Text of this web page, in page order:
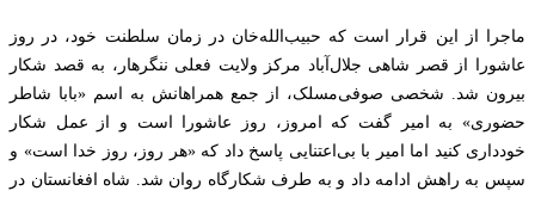
ماجرا از این قرار است که حبیب‌الله‌خان در زمان سلطنت خود، در روز
عاشورا از قصر شاهی جلال‌آباد مرکز ولایت فعلی ننگرهار، به قصد شکار
بیرون شد. شخصی صوفی‌مسلک، از جمع همراهانش به اسم «بابا شاطر
حضوری» به امیر گفت که امروز، روز عاشورا است و از عمل شکار
خودداری کنید اما امیر با بی‌اعتنایی پاسخ داد که «هر روز، روز خدا است» و
سپس به راهش ادامه داد و به طرف شکارگاه روان شد. شاه افغانستان در